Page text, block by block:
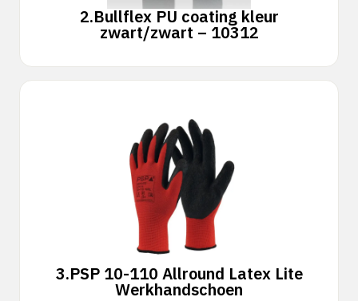
2.Bullflex PU coating kleur
zwart/zwart – 10312
3.PSP 10-110 Allround Latex Lite
Werkhandschoen